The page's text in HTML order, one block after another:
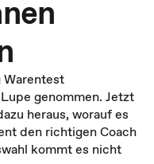
Warentest
genommen. Jetzt
heraus, worauf es
den richtigen Coach
kommt es nicht